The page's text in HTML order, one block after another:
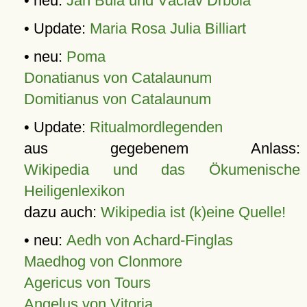
• Update: Maria Rosa Julia Billiart
• neu: Poma
Donatianus von Catalaunum
Domitianus von Catalaunum
• Update: Ritualmordlegenden
aus gegebenem Anlass:
Wikipedia und das Ökumenische
Heiligenlexikon
dazu auch: Wikipedia ist (k)eine Quelle!
• neu: Aedh von Achard-Finglas
Maedhog von Clonmore
Agericus von Tours